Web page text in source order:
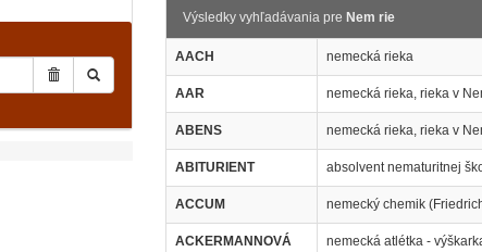
Výsledky vyhľadávania pre Nem rie
AACH nemecká rieka
AAR nemecká rieka, rieka v
ABENS nemecká rieka, rieka v
ABITURIENT absolvent nematuritnej
ACCUM nemecký chemik
ACKERMANNOVÁ nemecká atlétka -